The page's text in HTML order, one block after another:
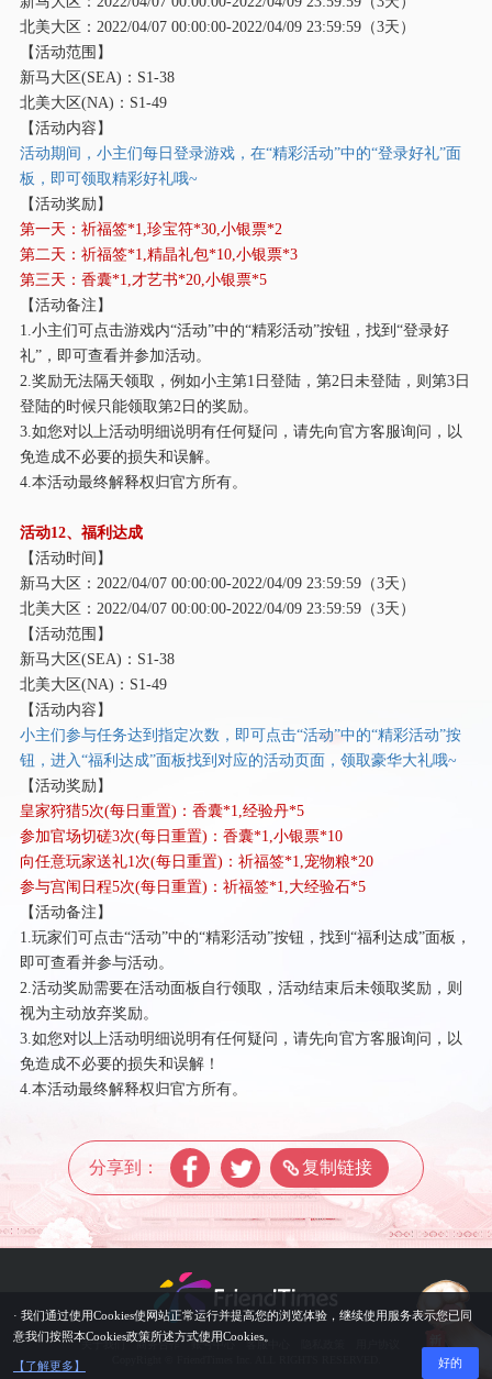
北美大区： 2022/04/07 00:00:00-2022/04/09 23:59:59（3天）
【活动范围】
新马大区(SEA)：S1-38
北美大区(NA)：S1-49
【活动内容】
活动期间，小主们每日登录游戏，在“精彩活动”中的“登录好礼”面
板，即可领取精彩好礼哦~
【活动奖励】
第一天：祈福签*1,珍宝符*30,小银票*2
第二天：祈福签*1,精晶礼包*10,小银票*3
第三天：香囊*1,才艺书*20,小银票*5
【活动备注】
1.小主们可点击游戏内“活动”中的“精彩活动”按钮，找到“登录好
礼”，即可查看并参加活动。
2.奖励无法隔天领取，例如小主第1日登陆，第2日未登陆，则第3日
登陆的时候只能领取第2日的奖励。
3.如您对以上活动明细说明有任何疑问，请先向官方客服询问，以
免造成不必要的损失和误解。
4.本活动最终解释权归官方所有。
活动12、福利达成
【活动时间】
新马大区： 2022/04/07 00:00:00-2022/04/09 23:59:59（3天）
北美大区： 2022/04/07 00:00:00-2022/04/09 23:59:59（3天）
【活动范围】
新马大区(SEA)：S1-38
北美大区(NA)：S1-49
【活动内容】
小主们参与任务达到指定次数，即可点击“活动”中的“精彩活动”按
钮，进入“福利达成”面板找到对应的活动页面，领取豪华大礼哦~
【活动奖励】
皇家狩猎5次(每日重置)：香囊*1,经验丹*5
参加官场切磋3次(每日重置)：香囊*1,小银票*10
向任意玩家送礼1次(每日重置)：祈福签*1,宠物粮*20
参与宫闱日程5次(每日重置)：祈福签*1,大经验石*5
【活动备注】
1.玩家们可点击“活动”中的“精彩活动”按钮，找到“福利达成”面板，
即可查看并参与活动。
2.活动奖励需要在活动面板自行领取，活动结束后未领取奖励，则
视为主动放弃奖励。
3.如您对以上活动明细说明有任何疑问，请先向官方客服询问，以
免造成不必要的损失和误解！
4.本活动最终解释权归官方所有。
分享到： 复制链接
关于我们 商务合作 账号中心 客服中心
· 我们通过使用Cookies使网站正常运行并提高您的浏览体验，继续使用服务表示您已同
意我们按照本Cookies政策所述方式使用Cookies。
【了解更多】 好的